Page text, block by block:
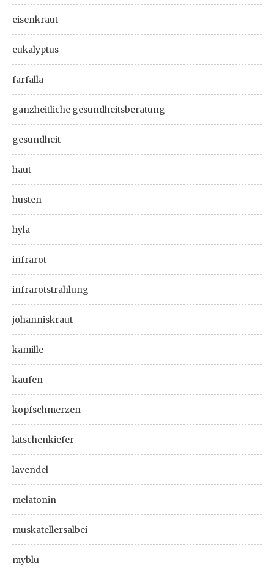
eisenkraut
eukalyptus
farfalla
ganzheitliche gesundheitsberatung
gesundheit
haut
husten
hyla
infrarot
infrarotstrahlung
johanniskraut
kamille
kaufen
kopfschmerzen
latschenkiefer
lavendel
melatonin
muskatellersalbei
myblu